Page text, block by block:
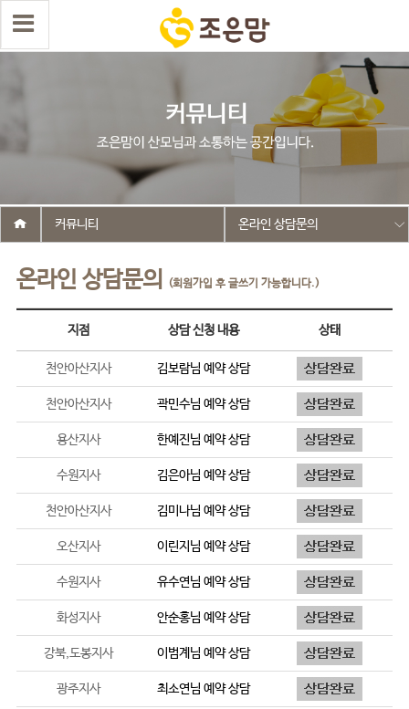
온라인 상담문의 (회원가입 후 글쓰기 가능합니다.)
커뮤니티 온라인 상담문의
지점 상담 신청 내용 상태
천안아산지사 김보람님 예약 상담
천안아산지사 곽민수님 예약 상담
용산지사 한예진님 예약 상담
수원지사 김은아님 예약 상담
천안아산지사 김미나님 예약 상담
오산지사 이린지 님 예약 상담
수원지사 유수연님 예약 상담
화성지사 안순홍님 예약 상담
강북,도봉지사 이범계 님 예약 상담
광주지사 최소연님 예약 상담